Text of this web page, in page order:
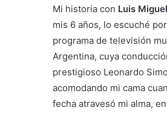
Mi historia con Luis Miguel
mis 6 años, lo escuché
programa de televisión
Argentina, cuya
prestigioso Leonardo
acomodando mi cama
fecha atravesó mi alma,